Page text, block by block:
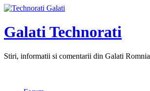
Galati Technorati
Stiri, informatii si comentarii din Galati Romnia